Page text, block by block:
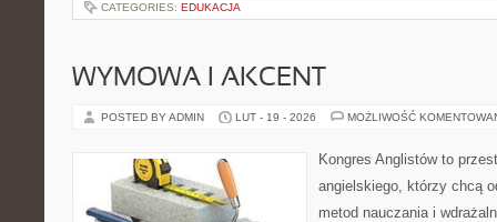
CATEGORIES: EDUKACJA
WYMOWA I AKCENT
POSTED BY ADMIN LUT - 19 - 2026 MOŻLIWOŚĆ
Kongres Anglistów to
angielskiego, którzy chcą
metod nauczania i